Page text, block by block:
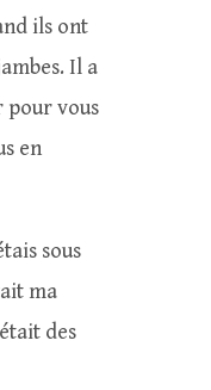
ils ont
Il a
pour vous
en
sous
ma
des